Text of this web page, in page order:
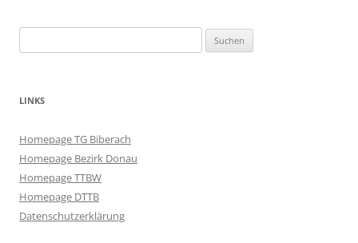
nach:
LINKS
Homepage TG Biberach
Homepage Bezirk Donau
Homepage TTBW
Homepage DTTB
Datenschutzerklärung